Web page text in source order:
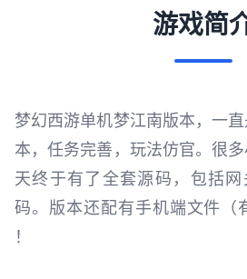
游戏简
梦幻西游单机梦江南版本，一
本，任务完善，玩法仿官。很
天终于有了全套源码，包括
码。版本还配有手机端文件（
！